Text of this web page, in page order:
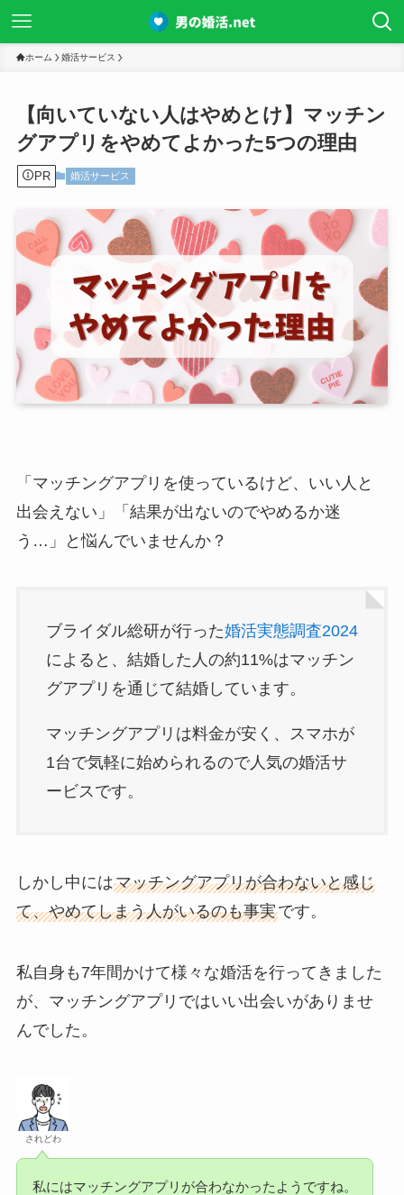
ホーム 婚活サービス
【向いていない人はやめとけ】マッチン
グアプリをやめてよかった5つの理由
PR 婚活サービス
「マッチングアプリを使っているけど、いい人と
出会えない」「結果が出ないのでやめるか迷
う…」と悩んでいませんか？
ブライダル総研が行った婚活実態調査2024
によると、結婚した人の約11%はマッチン
グアプリを通じて結婚しています。
マッチングアプリは料金が安く、スマホが
1台で気軽に始められるので人気の婚活サ
ービスです。
しかし中にはマッチングアプリが合わないと感じ
て、やめてしまう人がいるのも事実です。
私自身も7年間かけて様々な婚活を行ってきました
が、マッチングアプリではいい出会いがありませ
んでした。
されどわ
私にはマッチングアプリが合わなかったようですね。